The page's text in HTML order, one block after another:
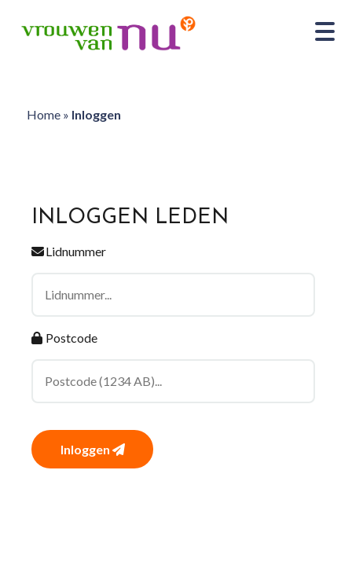
Home» Inloggen
INLOGGEN LEDEN
Lidnummer
Postcode
Inloggen